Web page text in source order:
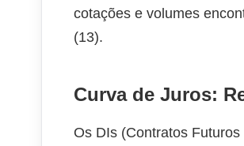
cotações e volumes
(13).
Curva de Juros:
Os DIs (Contratos